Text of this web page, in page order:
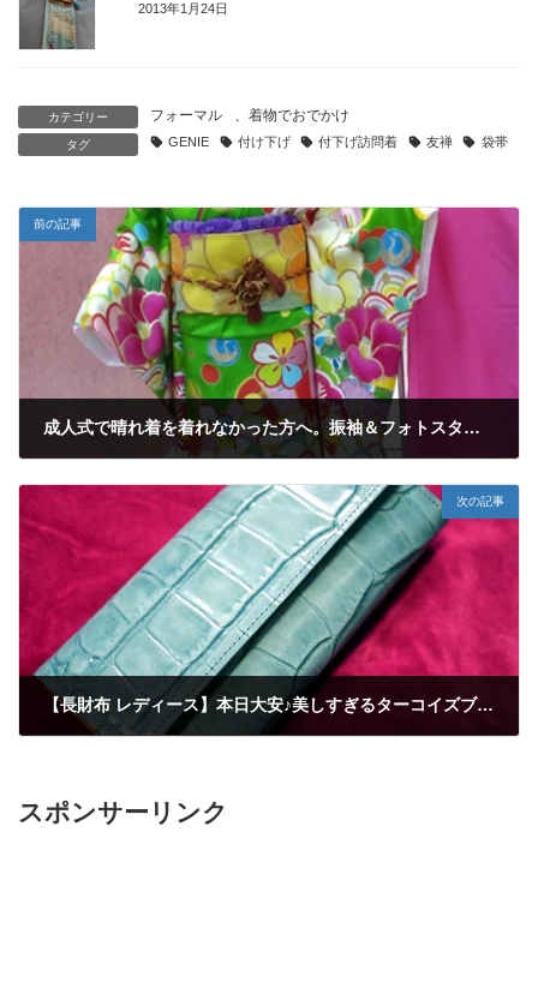
2013年1月24日
カテゴリー フォーマル 、 着物でおでかけ
タグ GENIE 付け下げ 付下げ訪問着 友禅 袋帯
前の記事
成人式で晴れ着を着れなかった方へ。振袖＆フォトスタジオ「さくら」さんで「写真とお出掛け無料」キャンペーン
次の記事
【長財布 レディース】本日大安♪美しすぎるターコイズブルーのギャルソン財布。クロコの型押し～
スポンサーリンク